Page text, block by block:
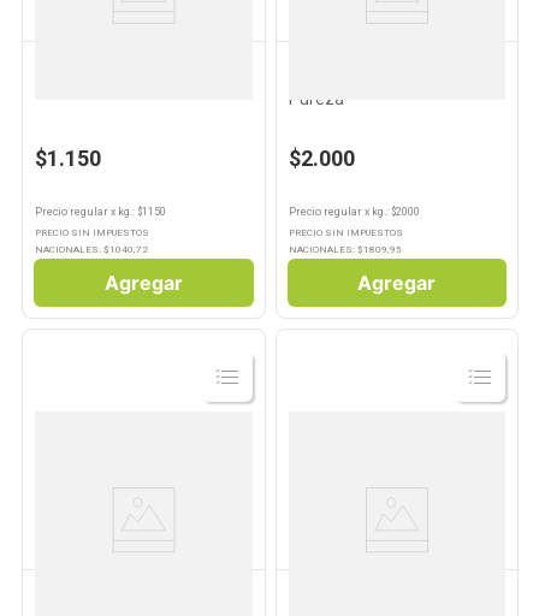
$1.150
Precio regular x kg. : $1150
PRECIO SIN IMPUESTOS
NACIONALES: $ 1040,72
Agregar
Pureza
$2.000
Precio regularx kg. : $2000
PRECIO SIN IMPUESTOS
NACIONALES: $ 1809,95
Agregar
Ver
Producto
Ver
Producto